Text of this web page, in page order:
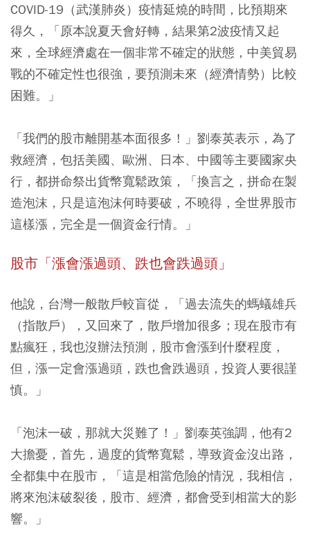
COVID-19（武漢肺炎）疫情延燒的時間，比預期來
得久，「原本說夏天會好轉，結果第2波疫情又起
來，全球經濟處在一個非常不確定的狀態，中美貿易
戰的不確定性也很強，要預測未來（經濟情勢）比較
困難。」
「我們的股市離開基本面很多！」劉泰英表示，為了
救經濟，包括美國、歐洲、日本、中國等主要國家央
行，都拼命祭出貨幣寬鬆政策，「換言之，拼命在製
造泡沫，只是這泡沫何時要破，不曉得，全世界股市
這樣漲，完全是一個資金行情。」
股市「漲會漲過頭、跌也會跌過頭」
他說，台灣一般散戶較盲從，「過去流失的螞蟻雄兵
（指散戶），又回來了，散戶增加很多；現在股市有
點瘋狂，我也沒辦法預測，股市會漲到什麼程度，
但，漲一定會漲過頭，跌也會跌過頭，投資人要很謹
慎。」
「泡沫一破，那就大災難了！」劉泰英強調， 他有2
大擔憂，首先，過度的貨幣寬鬆，導致資金沒出路，
全都集中在股市，「這是相當危險的情況，我相信，
將來泡沫破裂後，股市、經濟，都會受到相當大的影
響。」